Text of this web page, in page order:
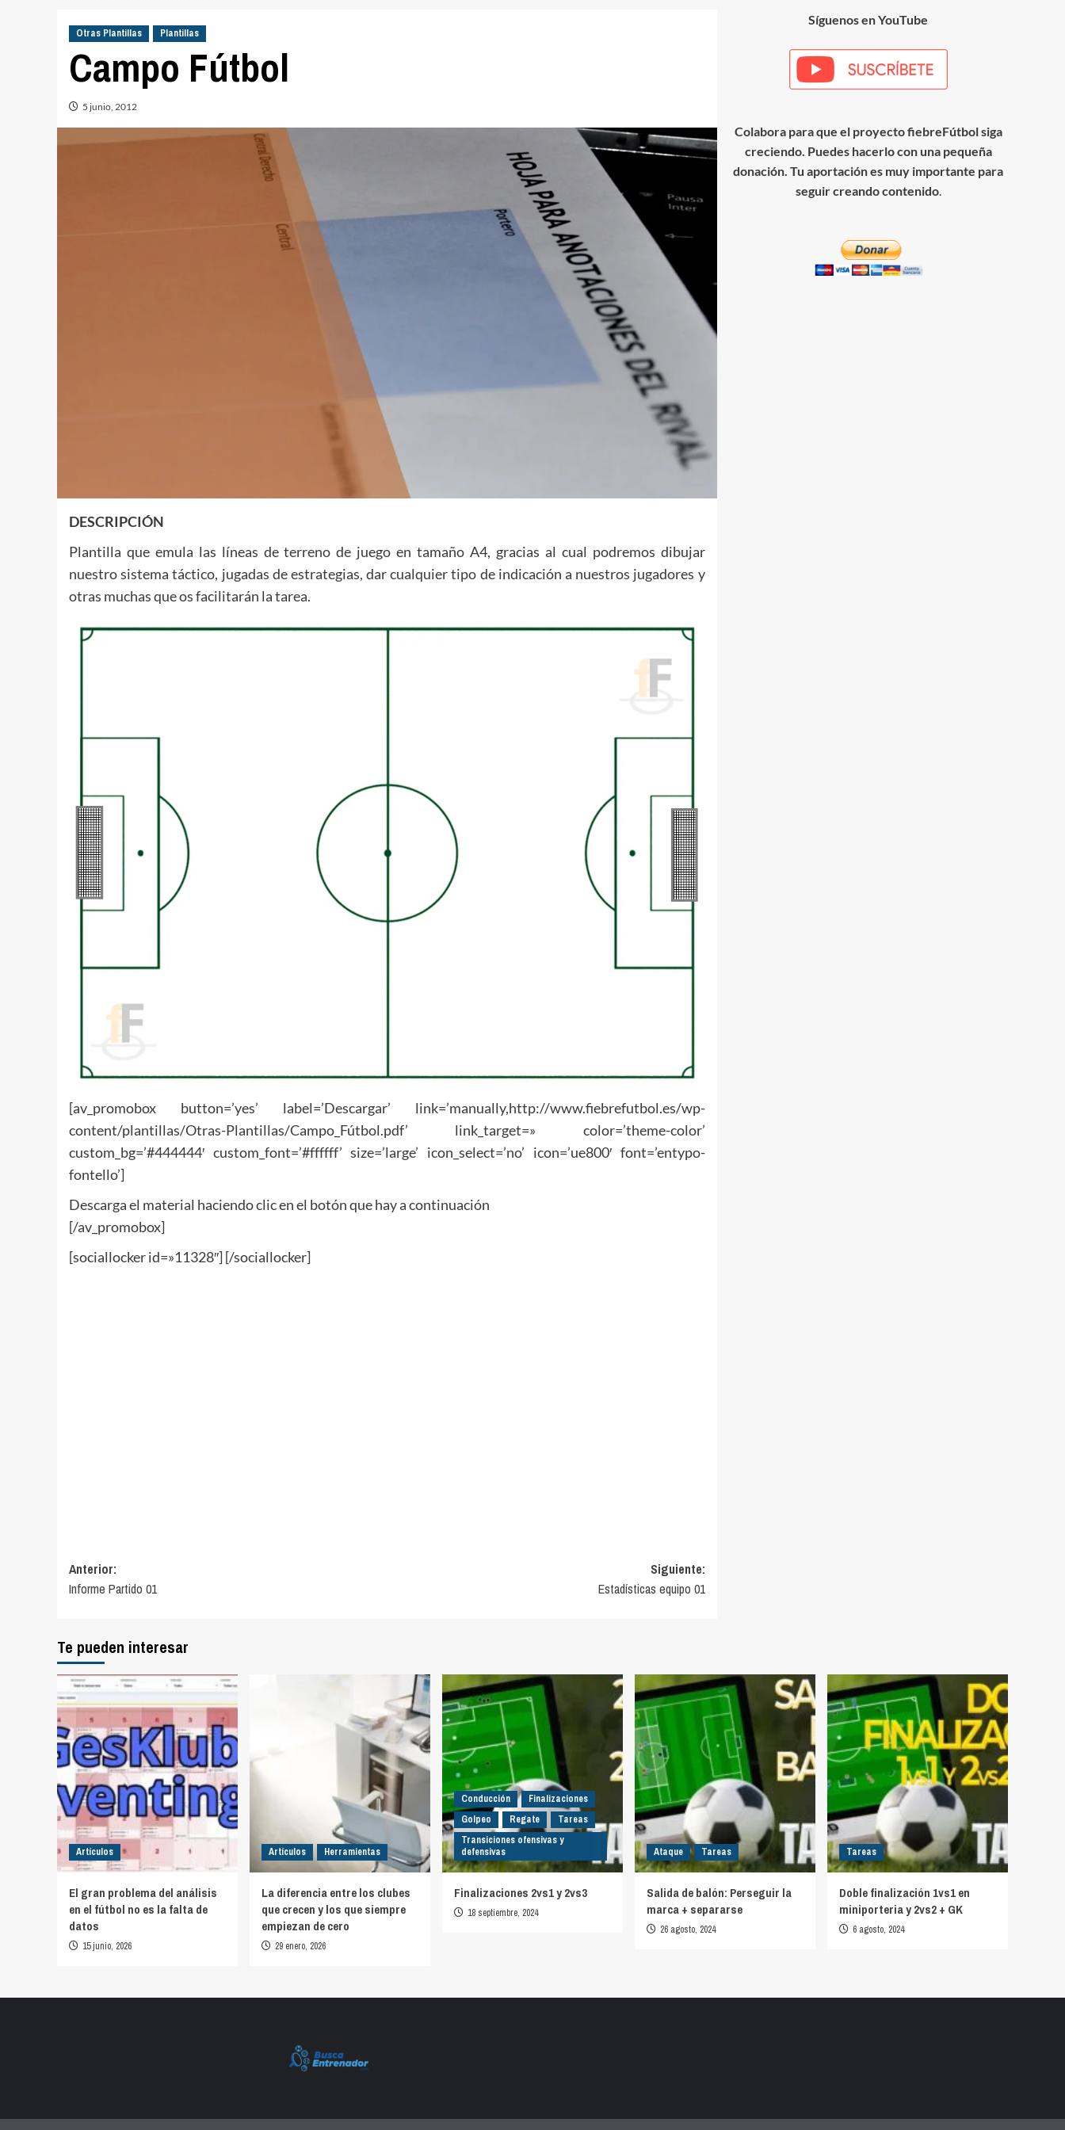
Otras Plantillas Plantillas
Campo Fútbol
5 junio, 2012
DESCRIPCIÓN
Plantilla que emula las líneas de terreno de juego en tamaño A4, gracias al cual podremos dibujar
nuestro sistema táctico, jugadas de estrategias, dar cualquier tipo de indicación a nuestros jugadores y
otras muchas que os facilitarán la tarea.
[av_promobox button=’yes’ label=’Descargar’ link=’manually,http://www.fiebrefutbol.es/wp-
content/plantillas/Otras-Plantillas/Campo_Fútbol.pdf’ link_target=» color=’theme-color’
custom_bg=’#444444′ custom_font=’#ffffff’ size=’large’ icon_select=’no’ icon=’ue800′ font=’entypo-
fontello’]
Descarga el material haciendo clic en el botón que hay a continuación
[/av_promobox]
[sociallocker id=»11328″] [/sociallocker]
Navegación
de
Anterior:
Informe Partido 01
Siguiente:
Estadísticas equipo 01
Síguenos en YouTube
Colabora para que el proyecto fiebreFútbol siga
creciendo. Puedes hacerlo con una pequeña
donación. Tu aportación es muy importante para
seguir creando contenido.
Te pueden interesar
Artículos
El gran problema del análisis
en el fútbol no es la falta de
datos
15 junio, 2026
Artículos Herramientas
La diferencia entre los clubes
que crecen y los que siempre
empiezan de cero
29 enero, 2026
Conducción
Finalizaciones
Golpeo
Regate
Tareas
Transiciones ofensivas y
defensivas
Finalizaciones 2vs1 y 2vs3
18 septiembre, 2024
Ataque Tareas
Salida de balón: Perseguir la
marca + separarse
26 agosto, 2024
Tareas
Doble finalización 1vs1 en
miniporteria y 2vs2 + GK
6 agosto, 2024